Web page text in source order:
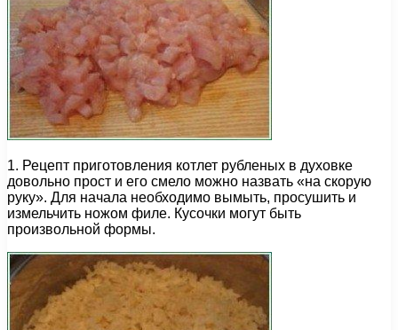
1. Рецепт приготовления котлет рубленых в духовке
довольно прост и его смело можно назвать «на скорую
руку». Для начала необходимо вымыть, просушить и
измельчить ножом филе. Кусочки могут быть
произвольной формы.